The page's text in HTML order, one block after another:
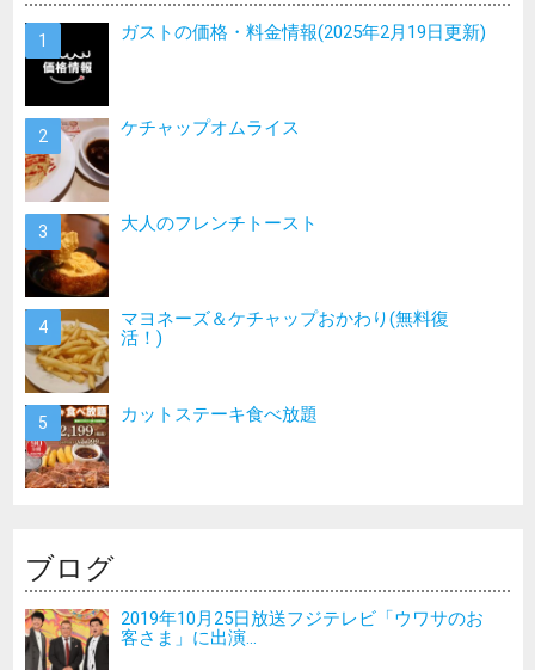
ガストの価格・料金情報(2025年2月19日更新)
ケチャップオムライス
大人のフレンチトースト
マヨネーズ＆ケチャップおかわり(無料復
活！)
カットステーキ食べ放題
ブログ
2019年10月25日放送フジテレビ「ウワサのお
客さま」に出演...